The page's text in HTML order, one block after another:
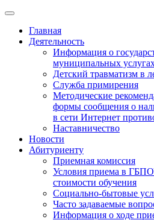
Главная
Деятельность
Информация о
муниципальных
Детский травматизм в
Служба примирения
Методические
формы сообщения о
в сети Интернет
Наставничество
Новости
Абитуриенту
Приемная комиссия
Условия приема в
стоимости обучения
Социально-бытовые
Часто задаваемые
Информация о ходе